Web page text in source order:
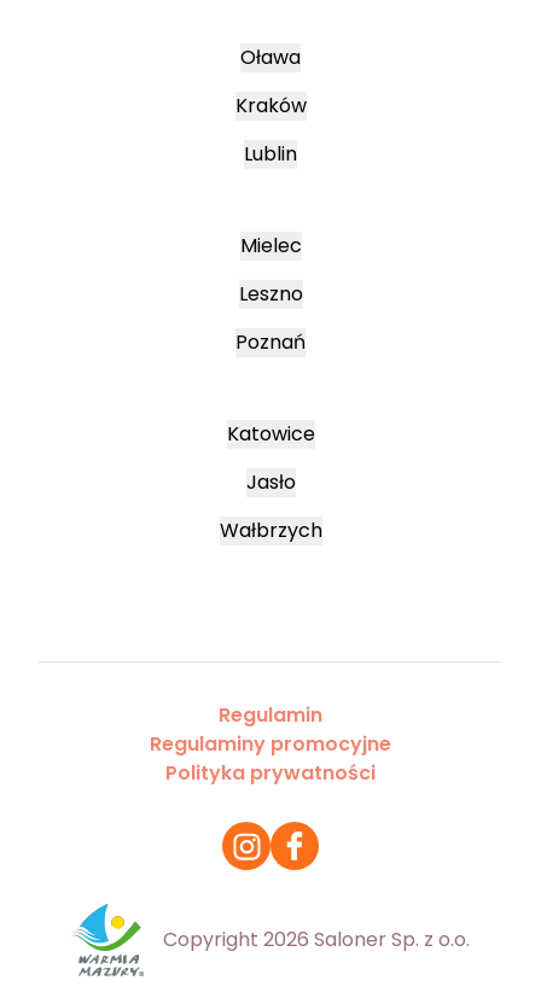
Oława
Kraków
Lublin
Mielec
Leszno
Poznań
Katowice
Jasło
Wałbrzych
Regulamin
Regulaminy promocyjne
Polityka prywatności
Copyright 2026 Saloner Sp. z o.o.